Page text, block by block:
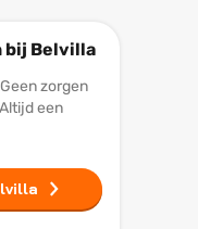
bij Belvilla
zorgen
een